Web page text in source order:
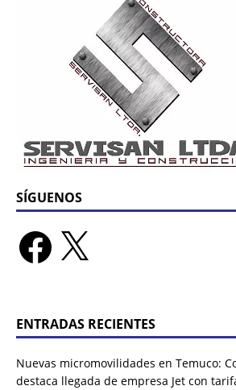
SÍGUENOS
ENTRADAS RECIENTES
Nuevas micromovilidades en Temuco:
destaca llegada de empresa Jet con